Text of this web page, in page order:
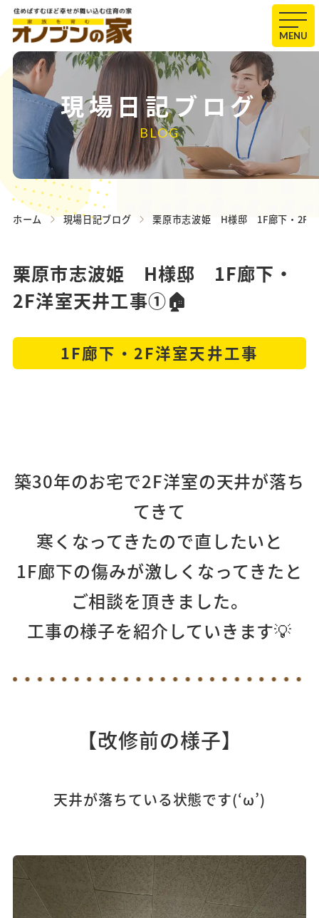
MENU
現場日記ブログ
BLOG
ホーム 現場日記ブログ 栗原市志波姫 H様邸 1F廊下・2F
栗原市志波姫 H様邸 1F廊下・
2F洋室天井工事①🏠
1F廊下・2F洋室天井工事
築30年のお宅で2F洋室の天井が落ち
てきて
寒くなってきたので直したいと
1F廊下の傷みが激しくなってきたと
ご相談を頂きました。
工事の様子を紹介していきます💡
【改修前の様子】
天井が落ちている状態です(‘ω’)